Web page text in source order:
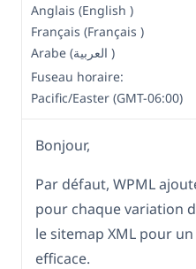
Anglais (English )
Français (Français )
Arabe (العربية )
Fuseau horaire:
Pacific/Easter (GMT-06:00)
Bonjour,
Par défaut, WPML
pour chaque variation
le sitemap XML pour
efficace.